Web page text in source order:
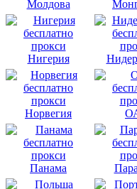
Молдова
Нигерия
Норвегия
Панама